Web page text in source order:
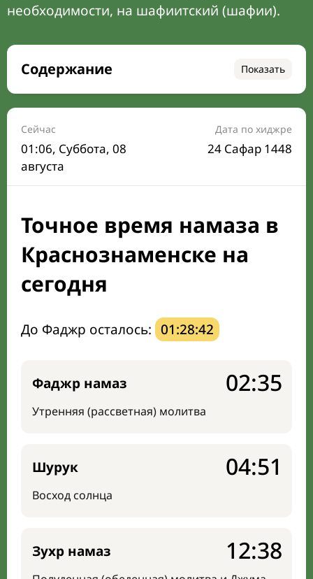
необходимости, на шафиитский (шафии).
Содержание Показать
Время намаза на сегодня
Расписание на месяц
Время Сухура и Ифтара на сегодня
Календарь рамадана
Направление киблы
Сейчас
01:06, Суббота, 08
августа
Дата по хиджре
24 Сафар 1448
Точное время намаза в
Краснознаменске на
сегодня
До Фаджр осталось: 01:28:41
Фаджр намаз
Утренняя (рассветная) молитва
02:35
Шурук
Восход солнца
04:51
Зухр намаз 12:38